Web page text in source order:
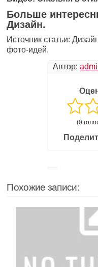
Больше
Дизайн.
Источник статьи:
фото-идей.
Автор:
(0
Похожие записи: